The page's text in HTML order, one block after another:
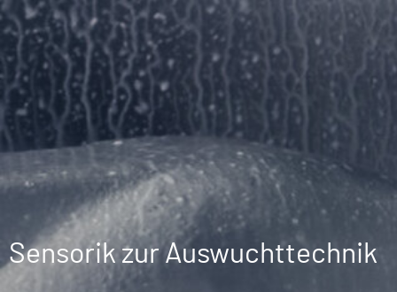
Sensorik zur Auswuchttechnik